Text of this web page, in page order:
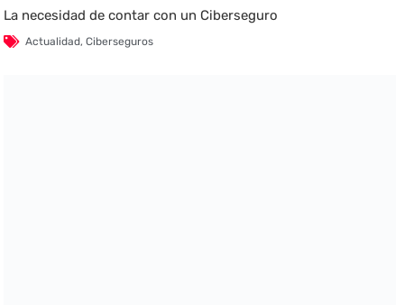
La necesidad de contar con un Ciberseguro
Actualidad,Ciberseguros